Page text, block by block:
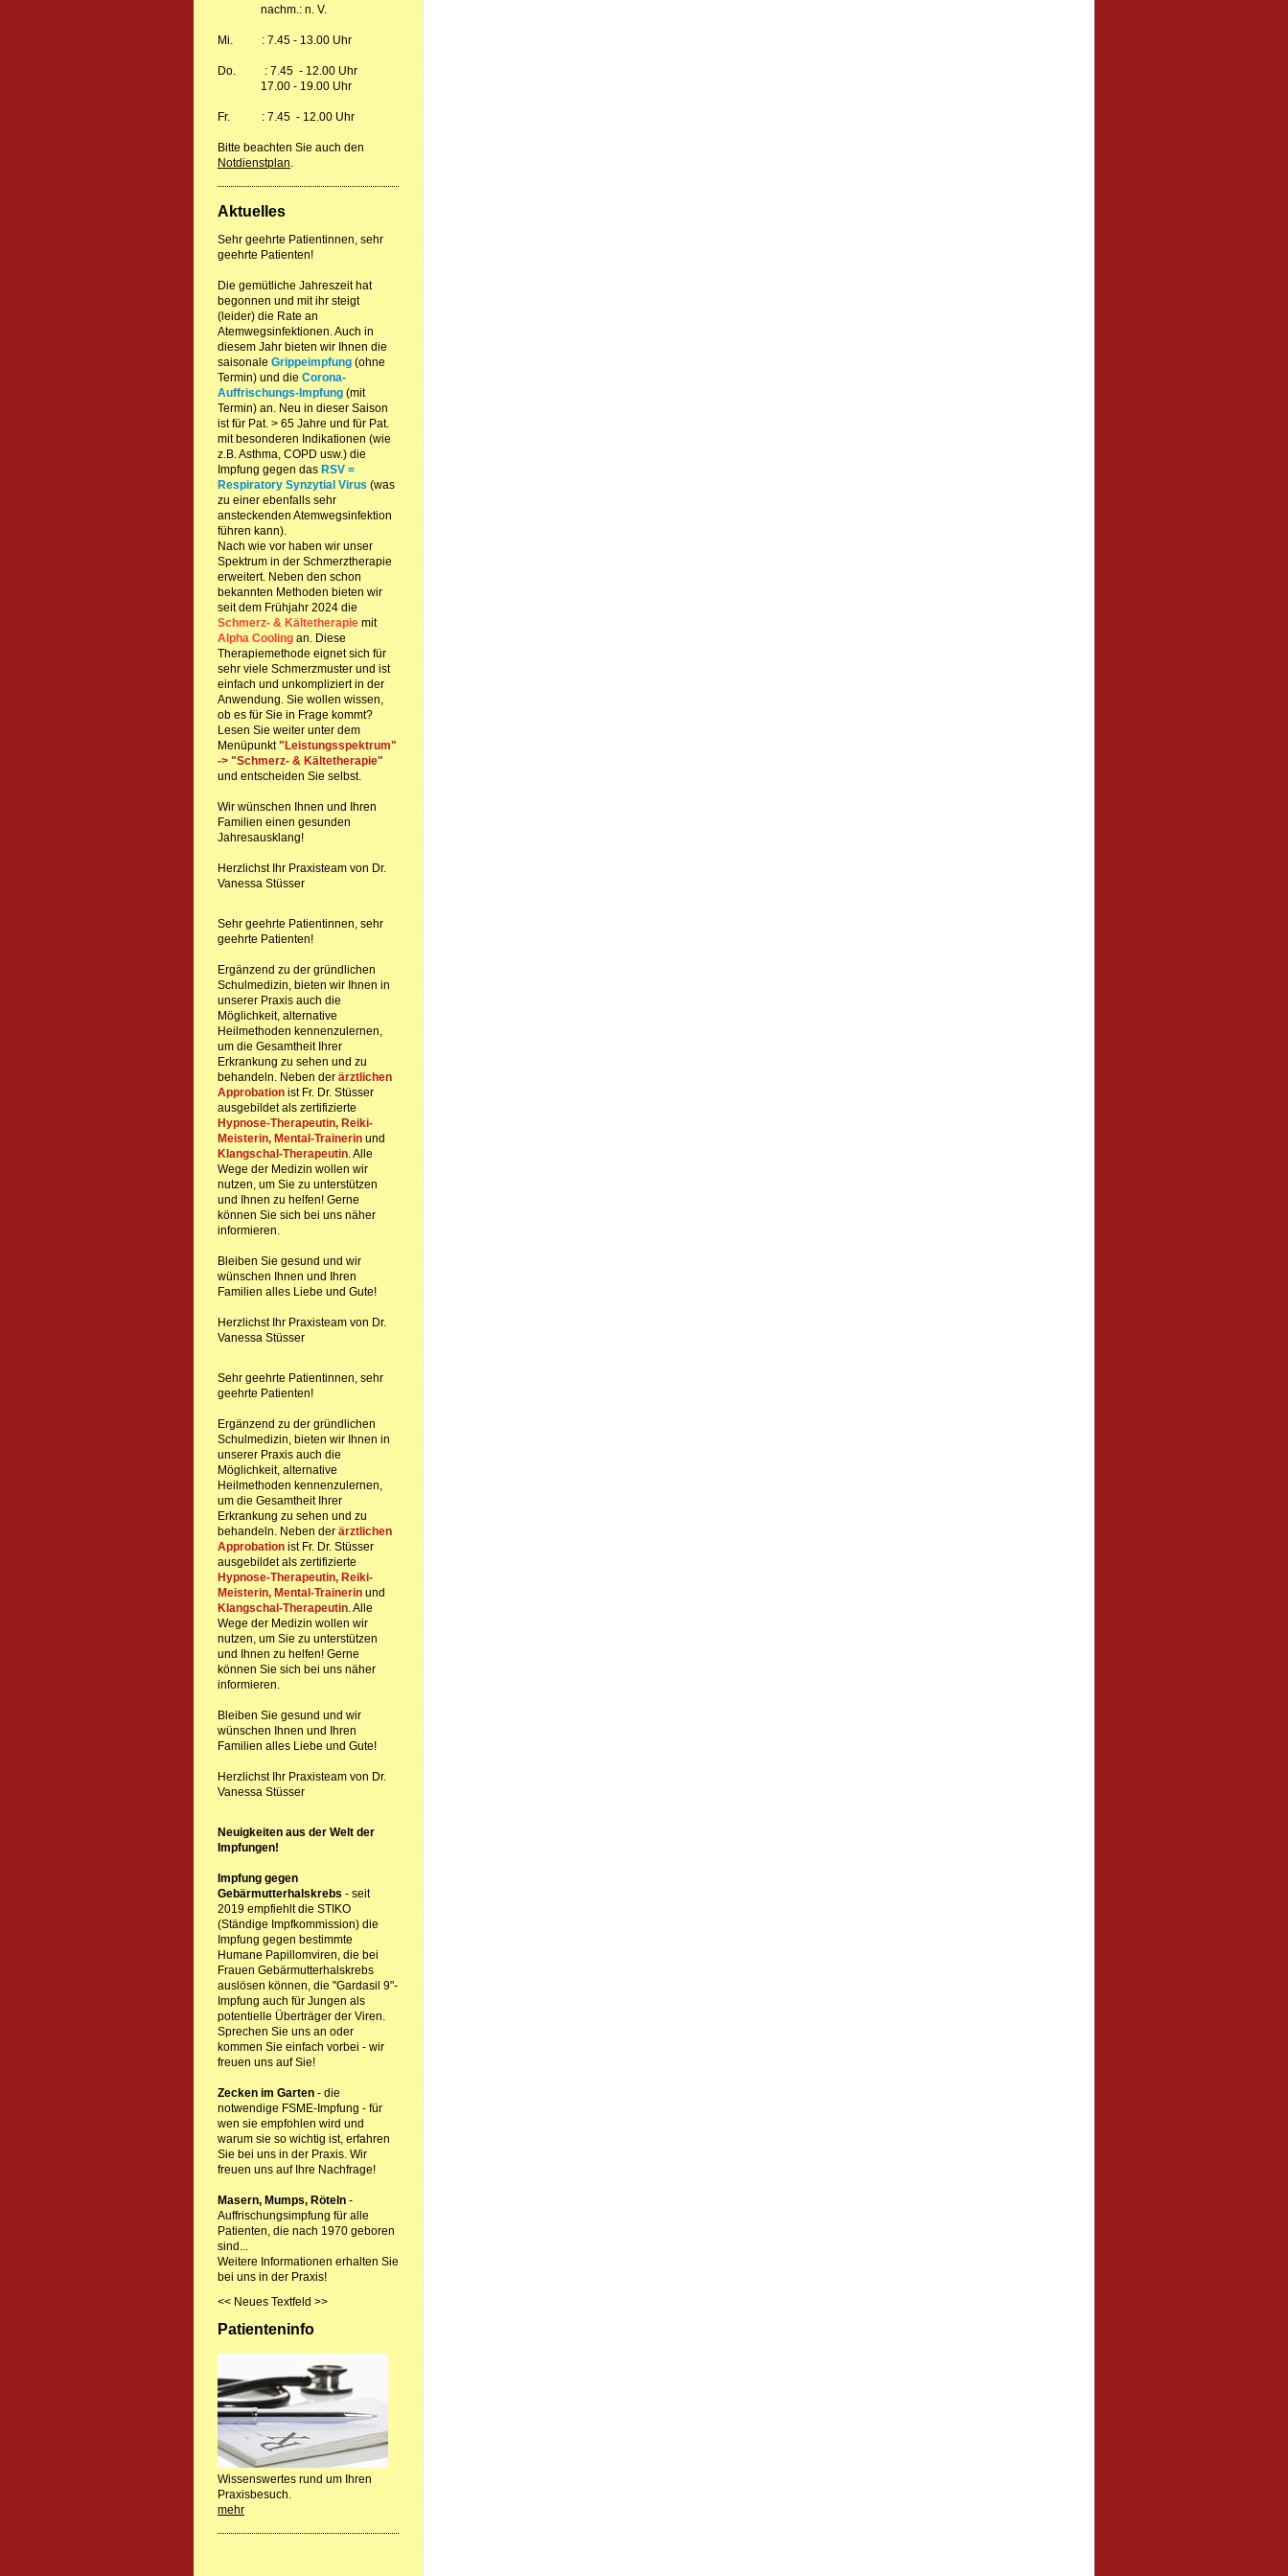
nachm.: n. V.
Mi. : 7.45 - 13.00 Uhr
Do. : 7.45 - 12.00 Uhr
17.00 - 19.00 Uhr
Fr. : 7.45 - 12.00 Uhr
Bitte beachten Sie auch den
Notdienstplan.
Aktuelles
Sehr geehrte Patientinnen, sehr
geehrte Patienten!
Die gemütliche Jahreszeit hat
begonnen und mit ihr steigt
(leider) die Rate an
Atemwegsinfektionen. Auch in
diesem Jahr bieten wir Ihnen die
saisonale Grippeimpfung (ohne
Termin) und die Corona-
Auffrischungs-Impfung (mit
Termin) an. Neu in dieser Saison
ist für Pat. > 65 Jahre und für Pat.
mit besonderen Indikationen (wie
z.B. Asthma, COPD usw.) die
Impfung gegen das RSV =
Respiratory Synzytial Virus (was
zu einer ebenfalls sehr
ansteckenden Atemwegsinfektion
führen kann).
Nach wie vor haben wir unser
Spektrum in der Schmerztherapie
erweitert. Neben den schon
bekannten Methoden bieten wir
seit dem Frühjahr 2024 die
Schmerz- & Kältetherapie mit
Alpha Cooling an. Diese
Therapiemethode eignet sich für
sehr viele Schmerzmuster und ist
einfach und unkompliziert in der
Anwendung. Sie wollen wissen,
ob es für Sie in Frage kommt?
Lesen Sie weiter unter dem
Menüpunkt"Leistungsspektrum"
-> "Schmerz- & Kältetherapie"
und entscheiden Sie selbst.
Wir wünschen Ihnen und Ihren
Familien einen gesunden
Jahresausklang!
Herzlichst Ihr Praxisteam von Dr.
Vanessa Stüsser
Sehr geehrte Patientinnen, sehr
geehrte Patienten!
Ergänzend zu der gründlichen
Schulmedizin, bieten wir Ihnen in
unserer Praxis auch die
Möglichkeit, alternative
Heilmethoden kennenzulernen,
um die Gesamtheit Ihrer
Erkrankung zu sehen und zu
behandeln. Neben der ärztlichen
Approbation ist Fr. Dr. Stüsser
ausgebildet als zertifizierte
Hypnose-Therapeutin, Reiki-
Meisterin, Mental-Trainerin und
Klangschal-Therapeutin. Alle
Wege der Medizin wollen wir
nutzen, um Sie zu unterstützen
und Ihnen zu helfen! Gerne
können Sie sich bei uns näher
informieren.
Bleiben Sie gesund und wir
wünschen Ihnen und Ihren
Familien alles Liebe und Gute!
Herzlichst Ihr Praxisteam von Dr.
Vanessa Stüsser
Sehr geehrte Patientinnen, sehr
geehrte Patienten!
Ergänzend zu der gründlichen
Schulmedizin, bieten wir Ihnen in
unserer Praxis auch die
Möglichkeit, alternative
Heilmethoden kennenzulernen,
um die Gesamtheit Ihrer
Erkrankung zu sehen und zu
behandeln. Neben der ärztlichen
Approbation ist Fr. Dr. Stüsser
ausgebildet als zertifizierte
Hypnose-Therapeutin, Reiki-
Meisterin, Mental-Trainerin und
Klangschal-Therapeutin. Alle
Wege der Medizin wollen wir
nutzen, um Sie zu unterstützen
und Ihnen zu helfen! Gerne
können Sie sich bei uns näher
informieren.
Bleiben Sie gesund und wir
wünschen Ihnen und Ihren
Familien alles Liebe und Gute!
Herzlichst Ihr Praxisteam von Dr.
Vanessa Stüsser
Neuigkeiten aus der Welt der
Impfungen!
Impfung gegen
Gebärmutterhalskrebs - seit
2019 empfiehlt die STIKO
(Ständige Impfkommission) die
Impfung gegen bestimmte
Humane Papillomviren, die bei
Frauen Gebärmutterhalskrebs
auslösen können, die "Gardasil 9"-
Impfung auch für Jungen als
potentielle Überträger der Viren.
Sprechen Sie uns an oder
kommen Sie einfach vorbei - wir
freuen uns auf Sie!
Zecken im Garten - die
notwendige FSME-Impfung - für
wen sie empfohlen wird und
warum sie so wichtig ist, erfahren
Sie bei uns in der Praxis. Wir
freuen uns auf Ihre Nachfrage!
Masern, Mumps, Röteln -
Auffrischungsimpfung für alle
Patienten, die nach 1970 geboren
sind...
Weitere Informationen erhalten Sie
bei uns in der Praxis!
<< Neues Textfeld >>
Patienteninfo
Wissenswertes rund um Ihren
Praxisbesuch.
mehr